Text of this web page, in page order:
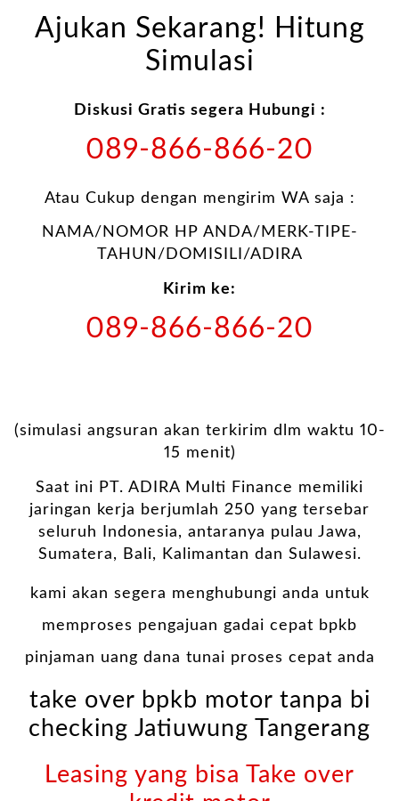
Ajukan Sekarang! Hitung
Simulasi
Diskusi Gratis segera Hubungi :
089-866-866-20
Atau Cukup dengan mengirim WA saja :
NAMA/NOMOR HP ANDA/MERK-TIPE-
TAHUN/DOMISILI/ADIRA
Kirim ke:
089-866-866-20
(simulasi angsuran akan terkirim dlm waktu 10-
15 menit)
Saat ini PT. ADIRA Multi Finance memiliki
jaringan kerja berjumlah 250 yang tersebar
seluruh Indonesia, antaranya pulau Jawa,
Sumatera, Bali, Kalimantan dan Sulawesi.
kami akan segera menghubungi anda untuk
memproses pengajuan gadai cepat bpkb
pinjaman uang dana tunai proses cepat anda
take over bpkb motor tanpa bi
checking Jatiuwung Tangerang
Leasing yang bisa Take over